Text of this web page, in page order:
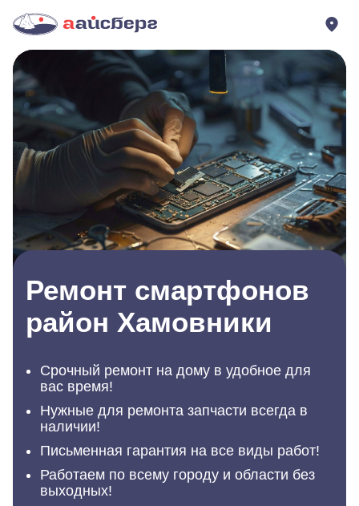
Ремонт смартфонов
район Хамовники
Срочный ремонт на дому в удобное для
вас время!
Нужные для ремонта запчасти всегда в
наличии!
Письменная гарантия на все виды работ!
Работаем по всему городу и области без
выходных!